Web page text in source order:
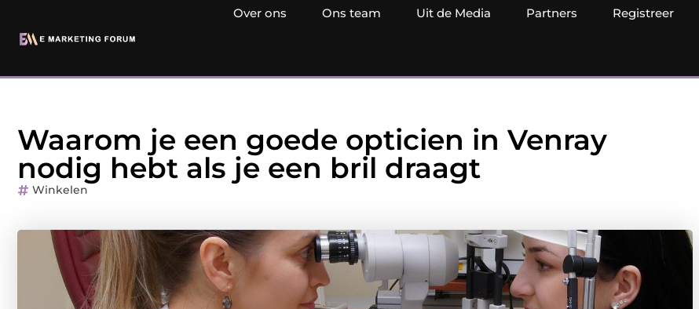
Over ons Ons team Uit de Media Partners Registreer
Waarom je een goede opticien in Venray
nodig hebt als je een bril draagt
Winkelen